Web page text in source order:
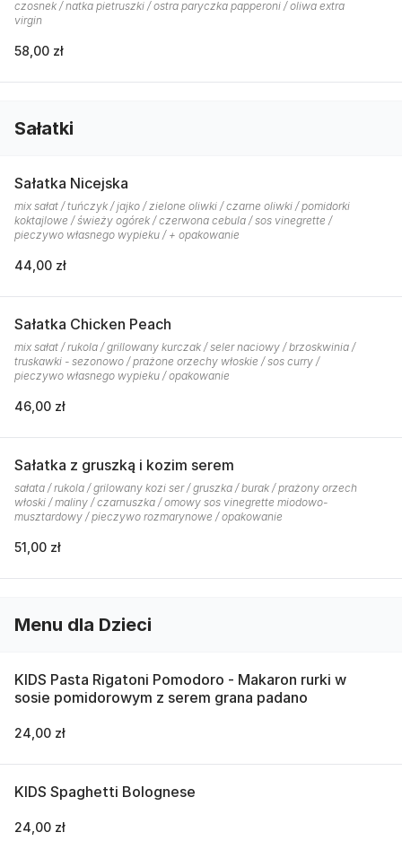
czosnek / natka pietruszki / ostra paryczka papperoni / oliwa extra
virgin
58,00 zł
Sałatki
Sałatka Nicejska
mix sałat / tuńczyk / jajko / zielone oliwki / czarne oliwki / pomidorki
koktajlowe / świeży ogórek / czerwona cebula / sos vinegrette /
pieczywo własnego wypieku / + opakowanie
44,00 zł
Sałatka Chicken Peach
mix sałat / rukola / grillowany kurczak / seler naciowy / brzoskwinia /
truskawki - sezonowo / prażone orzechy włoskie / sos curry /
pieczywo własnego wypieku / opakowanie
46,00 zł
Sałatka z gruszką i kozim serem
sałata / rukola / grilowany kozi ser / gruszka / burak / prażony orzech
włoski / maliny / czarnuszka / omowy sos vinegrette miodowo-
musztardowy / pieczywo rozmarynowe / opakowanie
51,00 zł
Menu dla Dzieci
KIDS Pasta Rigatoni Pomodoro - Makaron rurki w
sosie pomidorowym z serem grana padano
24,00 zł
KIDS Spaghetti Bolognese
24,00 zł